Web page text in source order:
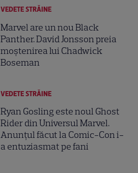
VEDETE STRĂINE
Marvel are un nou Black
Panther. David Jonsson preia
moștenirea lui Chadwick
Boseman
VEDETE STRĂINE
Ryan Gosling este noul Ghost
Rider din Universul Marvel.
Anunțul făcut la Comic-Con i-
a entuziasmat pe fani